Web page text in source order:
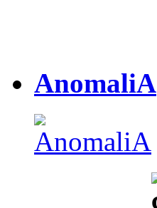
AnomaliA